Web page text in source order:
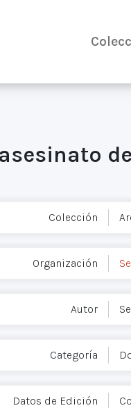
Colección
Organización
Autor
Categoría
Datos de Edición